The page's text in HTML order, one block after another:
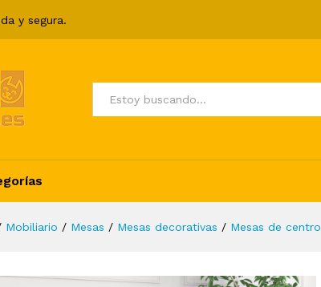
y segura.
Todos
Mobiliario / Mesas / Mesas decorativas / Mesas de centro
Specification